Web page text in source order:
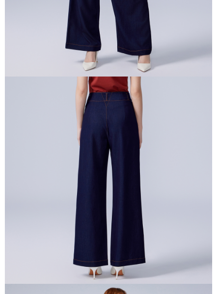
２．關於個人資料處理事宜，請瀏覽以下網址：
https://aftee.tw/terms/#terms3
３．未成年的使用者請事先徵得法定代理人或監護人之同意方可使用
「AFTEE先享後付」，若未經同意申辦者引起之損失，本公司不負相關責
４．使用「AFTEE先享後付」時，將依據個別帳號之用戶狀況，依本公司即
時審查核予不同之上限額度；若仍有額度不足之情形，本公司將視審查結果
５．嚴禁一人註冊多個帳號或使用他人資訊註冊。若發現惡意使用之情形，
恩沛科技股份有限公司將有權停止該用戶之使用額度並採取法律行動。